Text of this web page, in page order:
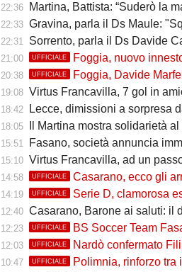
22:36 Martina, Battista: “Suderò la
22:33 Gravina, parla il Ds Maule:
22:31 Sorrento, parla il Ds Davide
21:00 UFFICIALE Foggia, nuovo
20:38 UFFICIALE Foggia, Davide
19:08 Virtus Francavilla, 7 gol in
18:42 Lecce, dimissioni a sorpresa da
18:05 Il Martina mostra solidarietà al
15:51 Fasano, società annuncia
15:10 Virtus Francavilla, ad un
14:58 UFFICIALE Casarano, ecco gli
14:19 UFFICIALE Serie D, clamorosa
12:40 Casarano, Barone ai saluti: il
12:23 UFFICIALE BS Soccer Team
12:03 UFFICIALE Nardò confermato
10:47 UFFICIALE Polimnia, rinforzo tra i pali